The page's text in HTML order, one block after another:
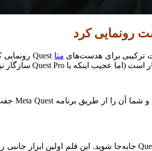
رونمایی کرد
ترکیبی برای هدست‌های متا